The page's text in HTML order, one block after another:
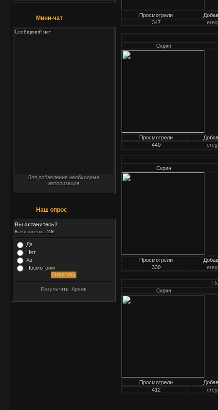
Мини-чат
Для добавления необходима
авторизация
Наш опрос
Вы останитесь?
Всего ответов: 119
Да
Нет
Хз
Посмотрим
Результаты Архив
Просмотрели
347
Скрин
Просмотрели
440
Скрин
Просмотрели
330
Скрин
Просмотрели
412